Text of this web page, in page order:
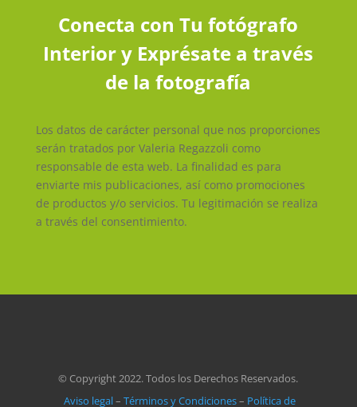
Conecta con Tu fotógrafo
Interior y Exprésate a través
de la fotografía
Los datos de carácter personal que nos proporciones
serán tratados por Valeria Regazzoli como
responsable de esta web. La finalidad es para
enviarte mis publicaciones, así como promociones
de productos y/o servicios. Tu legitimación se realiza
a través del consentimiento.
© Copyright 2022. Todos los Derechos Reservados.
Aviso legal– Términos y Condiciones– Política de